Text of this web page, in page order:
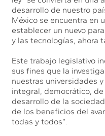
desarrollo de nuestro
México se encuentra en
establecer un nuevo
y las tecnologías, ahora
Este trabajo legislativo
sus fines que la
nuestras universidades
integral, democrático,
desarrollo de la
de los beneficios del
todas y todos”.